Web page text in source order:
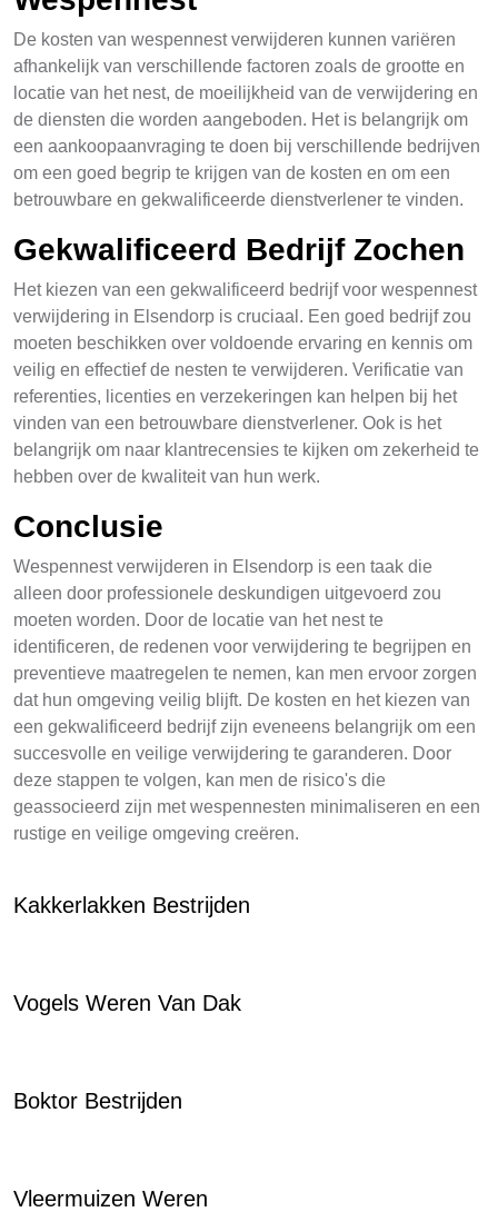
De kosten van wespennest verwijderen kunnen variëren
afhankelijk van verschillende factoren zoals de grootte en
locatie van het nest, de moeilijkheid van de verwijdering en
de diensten die worden aangeboden. Het is belangrijk om
een aankoopaanvraging te doen bij verschillende bedrijven
om een goed begrip te krijgen van de kosten en om een
betrouwbare en gekwalificeerde dienstverlener te vinden.
Gekwalificeerd Bedrijf Zochen
Het kiezen van een gekwalificeerd bedrijf voor wespennest
verwijdering in Elsendorp is cruciaal. Een goed bedrijf zou
moeten beschikken over voldoende ervaring en kennis om
veilig en effectief de nesten te verwijderen. Verificatie van
referenties, licenties en verzekeringen kan helpen bij het
vinden van een betrouwbare dienstverlener. Ook is het
belangrijk om naar klantrecensies te kijken om zekerheid te
hebben over de kwaliteit van hun werk.
Conclusie
Wespennest verwijderen in Elsendorp is een taak die
alleen door professionele deskundigen uitgevoerd zou
moeten worden. Door de locatie van het nest te
identificeren, de redenen voor verwijdering te begrijpen en
preventieve maatregelen te nemen, kan men ervoor zorgen
dat hun omgeving veilig blijft. De kosten en het kiezen van
een gekwalificeerd bedrijf zijn eveneens belangrijk om een
succesvolle en veilige verwijdering te garanderen. Door
deze stappen te volgen, kan men de risico's die
geassocieerd zijn met wespennesten minimaliseren en een
rustige en veilige omgeving creëren.
Kakkerlakken Bestrijden
Vogels Weren Van Dak
Boktor Bestrijden
Vleermuizen Weren